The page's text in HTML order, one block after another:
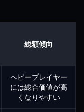
総額傾向
ヘビープレイヤー
には総合価値が高
くなりやすい